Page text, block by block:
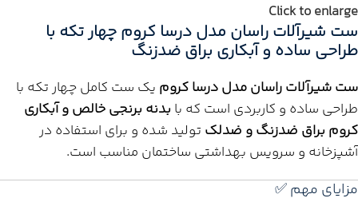
Click to enlarge
ست شیرآلات راسان مدل درسا کروم چهار تکه با
طراحی ساده و آبکاری براق ضدزنگ
ست شیرآلات راسان مدل درسا کروم یک ست کامل چهار تکه با
طراحی ساده و کاربردی است که با بدنه برنجی خالص و آبکاری
کروم براق ضدزنگ و ضدلک تولید شده و برای استفاده در
آشپزخانه و سرویس بهداشتی ساختمان مناسب است.
مزایای مهم ✅